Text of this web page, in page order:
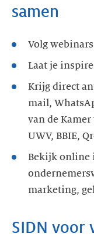
samen
Volg
Laat je
Krijg direct
mail,
van de
UWV, BBIE,
Bekijk online
marketing,
SIDN voor